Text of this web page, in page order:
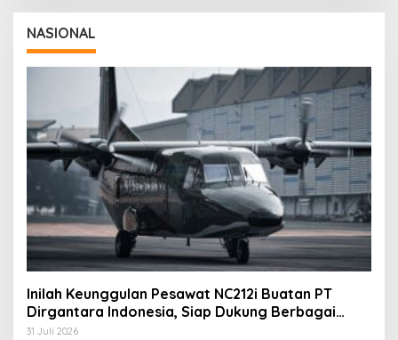
NASIONAL
Inilah Keunggulan Pesawat NC212i Buatan PT
Dirgantara Indonesia, Siap Dukung Berbagai
Operasi TNI
31 Juli 2026